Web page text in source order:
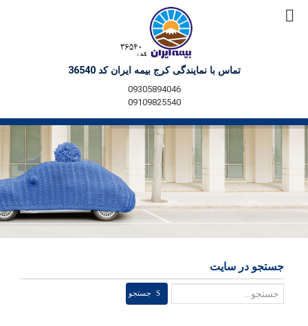
تماس با نمایندگی کرج بیمه ایران کد 36540
09305894046
09109825540
جستجو در سایت
جستجوجستجو